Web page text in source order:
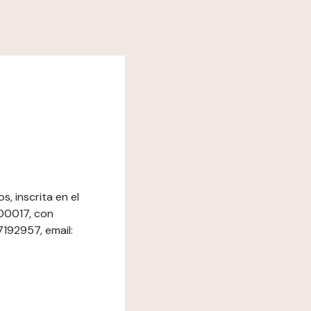
inscrita en el
con
email: